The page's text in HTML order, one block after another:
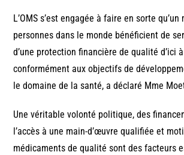
L’OMS s’est engagée à faire en sorte
personnes dans le monde bénéficient de
d’une protection financière de qualité d’ici
conformément aux objectifs de
le domaine de la santé, a déclaré Mme
Une véritable volonté politique, des
l’accès à une main-d’œuvre qualifiée et
médicaments de qualité sont des facteurs